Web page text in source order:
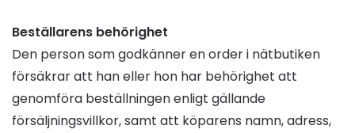
Beställarens behörighet
Den person som godkänner en order i nätbutiken
försäkrar att han eller hon har behörighet att
genomföra beställningen enligt gällande
försäljningsvillkor, samt att köparens namn, adress,